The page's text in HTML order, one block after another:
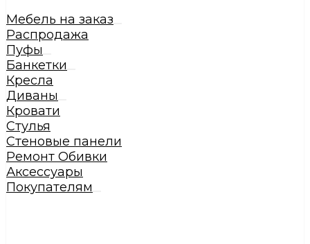
Мебель на заказ
Распродажа
Пуфы
Банкетки
Кресла
Диваны
Кровати
Стулья
Стеновые панели
Ремонт Обивки
Аксессуары
Покупателям